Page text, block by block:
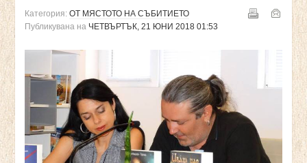
Категория: ОТ МЯСТОТО НА СЪБИТИЕТО
Публикувана на ЧЕТВЪРТЪК, 21 ЮНИ 2018 01:53